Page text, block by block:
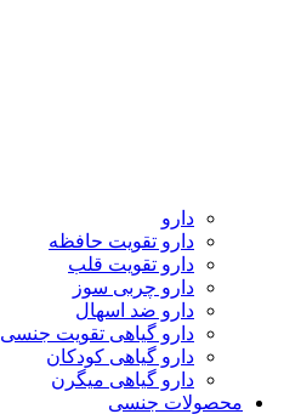
دارو
دارو تقویت حافظه
دارو تقویت قلب
دارو چربی سوز
دارو ضد اسهال
دارو گیاهی تقویت جنسی
دارو گیاهی کودکان
دارو گیاهی میگرن
محصولات جنسی